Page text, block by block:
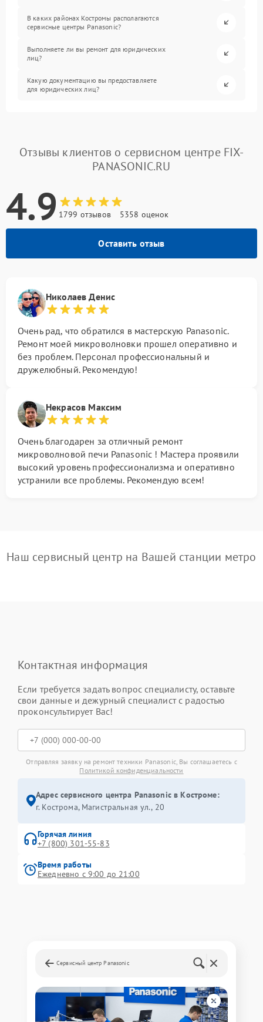
В каких районах Костромы располагаются
сервисные центры Panasonic?
Выполняете ли вы ремонт для юридических
лиц?
Какую документацию вы предоставляете
для юридических лиц?
Отзывы клиентов о сервисном центре FIX-
PANASONIC.RU
4.9 1799 отзывов 5358 оценок
Оставить отзыв
Николаев Денис
Очень рад, что обратился в мастерскую Panasonic.
Ремонт моей микроволновки прошел оперативно и
без проблем. Персонал профессиональный и
дружелюбный. Рекомендую!
Некрасов Максим
Очень благодарен за отличный ремонт
микроволновой печи Panasonic ! Мастера проявили
высокий уровень профессионализма и оперативно
устранили все проблемы. Рекомендую всем!
Наш сервисный центр на Вашей станции метро
Контактная информация
Если требуется задать вопрос специалисту, оставьте
свои данные и дежурный специалист с радостью
проконсультирует Вас!
Отправляя заявку на ремонт техники Panasonic, Вы соглашаетесь с
Политикой конфиденциальности
Адрес сервисного центра Panasonic в Костроме:
г. Кострома, Магистральная ул., 20
Горячая линия
+7 (800) 301-55-83
Время работы
Ежедневно с 9:00 до 21:00
Сервисный центр Panasonic